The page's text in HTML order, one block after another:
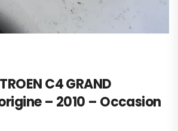
C4 GRAND
– 2010 – Occasion